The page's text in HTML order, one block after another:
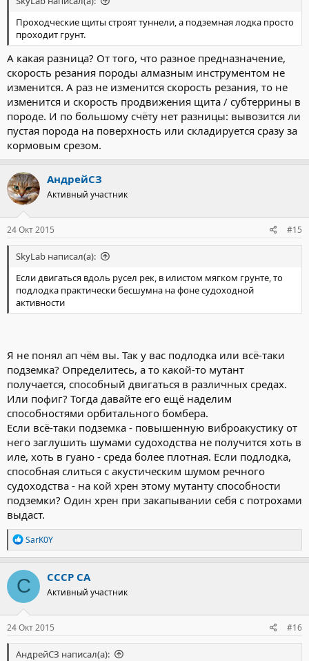
Проходческие щиты строят туннели, а подземная лодка просто
проходит грунт.
А какая разница? От того, что разное предназначение,
скорость резания породы алмазным инструментом не
изменится. А раз не изменится скорость резания, то не
изменится и скорость продвижения щита / субтеррины в
породе. И по большому счёту нет разницы: вывозится ли
пустая порода на поверхность или складируется сразу за
кормовым срезом.
АндрейСЗ
Активный участник
24 Окт 2015 #15
SkyLab написал(а):
Если двигаться вдоль русел рек, в илистом мягком грунте, то
подлодка практически бесшумна на фоне судоходной
активности
Я не понял ап чём вы. Так у вас подлодка или всё-таки
подземка? Определитесь, а то какой-то мутант
получается, способный двигаться в различных средах.
Или пофиг? Тогда давайте его ещё наделим
способностями орбитального бомбера.
Если всё-таки подземка - повышенную виброакустику от
него заглушить шумами судоходства не получится хоть в
иле, хоть в гуано - среда более плотная. Если подлодка,
способная слиться с акустическим шумом речного
судоходства - на кой хрен этому мутанту способности
подземки? Один хрен при закапывании себя с потрохами
выдаст.
Р
е
а
к
ц
и
и
:
SarK0Y
С СССР СА
Активный участник
24 Окт 2015 #16
АндрейСЗ написал(а):